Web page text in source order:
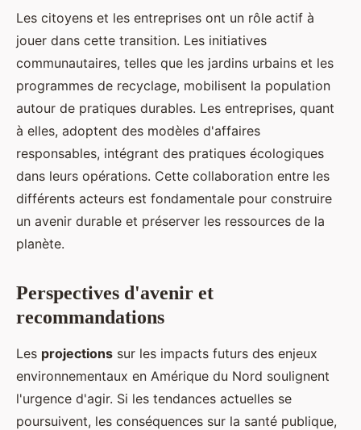
Les citoyens et les entreprises ont un rôle actif à
jouer dans cette transition. Les initiatives
communautaires, telles que les jardins urbains et les
programmes de recyclage, mobilisent la population
autour de pratiques durables. Les entreprises, quant
à elles, adoptent des modèles d'affaires
responsables, intégrant des pratiques écologiques
dans leurs opérations. Cette collaboration entre les
différents acteurs est fondamentale pour construire
un avenir durable et préserver les ressources de la
planète.
Perspectives d'avenir et
recommandations
Les projections sur les impacts futurs des enjeux
environnementaux en Amérique du Nord soulignent
l'urgence d'agir. Si les tendances actuelles se
poursuivent, les conséquences sur la santé publique,